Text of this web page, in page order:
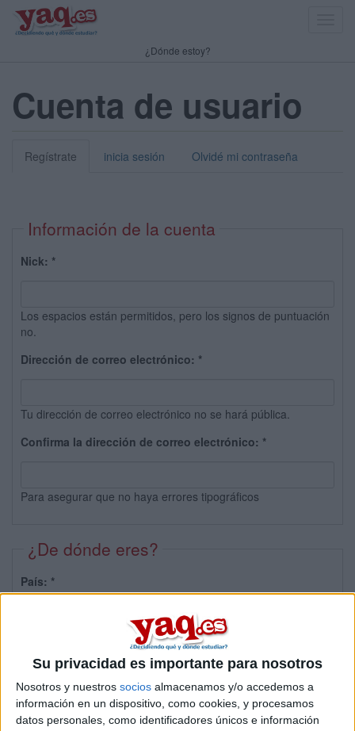
Su privacidad es importante para nosotros
Nosotros y nuestros socios almacenamos y/o accedemos a
información en un dispositivo, como cookies, y procesamos
datos personales, como identificadores únicos e información
¿Dónde estoy?
Cuenta de usuario
Regístrate inicia sesión Olvidé mi contraseña
Información de la cuenta
Nick: *
Los espacios están permitidos, pero los signos de puntuación
no.
Dirección de correo electrónico: *
Tu dirección de correo electrónico no se hará pública.
Confirma la dirección de correo electrónico: *
Para asegurar que no haya errores tipográficos
¿De dónde eres?
País: *
Sobre ti